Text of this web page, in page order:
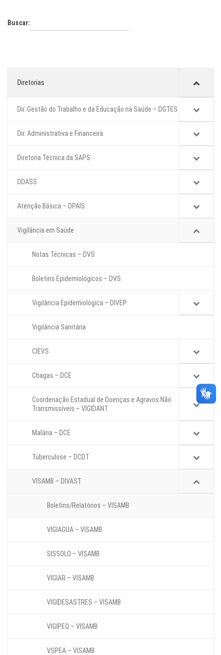
Buscar:
Diretorias
Dir. Gestão do Trabalho e da Educação na Saúde – DGTES
Dir. Administrativa e Financeira
Diretoria Técnica da SAPS
DDASS
Atenção Básica – DPAIS
Vigilância em Saúde
Notas Técnicas – DVS
Boletins Epidemiológicos – DVS
Vigilância Epidemiológica – DIVEP
Vigilância Sanitária
CIEVS
Chagas – DCE
Coordenação Estadual de Doenças e Agravos Não
Transmissíveis – VIGIDANT
Malária – DCE
Tuberculose – DCDT
VISAMB – DIVAST
Boletins/Relatórios – VISAMB
VIGIAGUA – VISAMB
SISSOLO – VISAMB
VIGIAR – VISAMB
VIGIDESASTRES – VISAMB
VIGIPEQ – VISAMB
VSPEA – VISAMB